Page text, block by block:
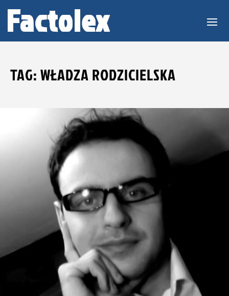
TAG: WŁADZA RODZICIELSKA